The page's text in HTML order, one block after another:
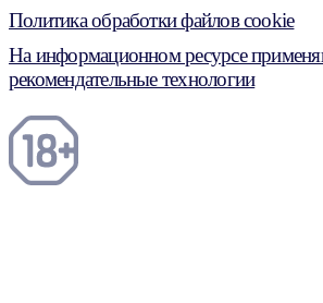
Политика обработки файлов cookie
На информационном ресурсе
рекомендательные технологии